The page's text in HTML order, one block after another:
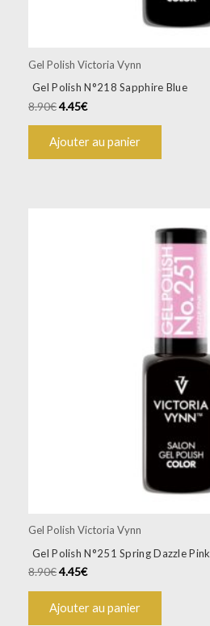
Gel Polish Victoria Vynn
Gel Polish N°218 Sapphire Blue
8.90€4.45€
Ajouter au panier
Gel Polish Victoria Vynn
Gel Polish N°251 Spring Dazzle Pink
8.90€4.45€
Ajouter au panier